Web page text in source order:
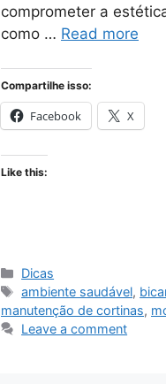
comprometer a
como … Read more
Compartilhe isso:
Facebook X
Like this:
Categories
Dicas
Tags
ambiente saudável,
manutenção de cortinas,
Leave a comment